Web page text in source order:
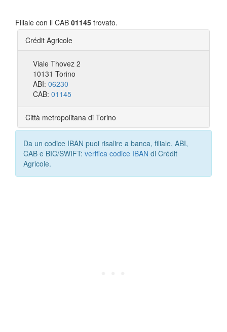
Filiale con il CAB 01145 trovato.
Crédit Agricole
Viale Thovez 2
10131 Torino
ABI: 06230
CAB: 01145
Città metropolitana di Torino
Da un codice IBAN puoi risalire a banca, filiale, ABI,
CAB e BIC/SWIFT: verifica codice IBAN di Crédit
Agricole.